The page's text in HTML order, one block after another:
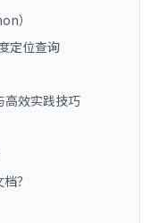
）
定位查询
高效实践技巧
？